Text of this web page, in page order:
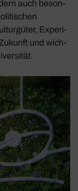
auch beson­
Expe­ri­
und wich­